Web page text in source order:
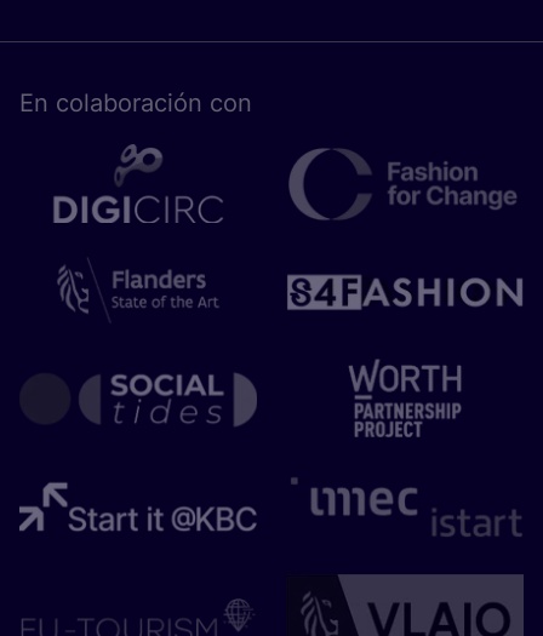
En cola­bo­ra­ción con